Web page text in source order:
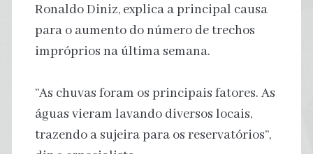
Ronaldo Diniz, explica a principal causa
para o aumento do número de trechos
impróprios na última semana.
“As chuvas foram os principais fatores. As
águas vieram lavando diversos locais,
trazendo a sujeira para os reservatórios”,